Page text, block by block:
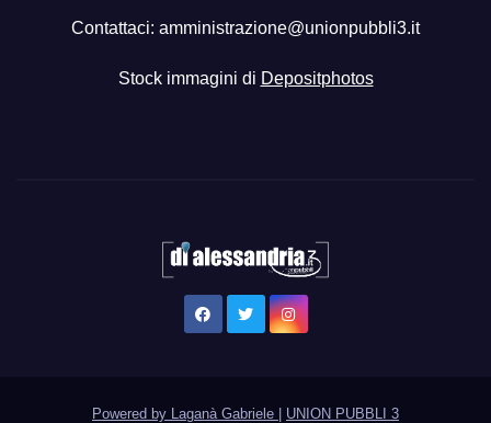
Contattaci: amministrazione@unionpubbli3.it
Stock immagini di Depositphotos
Powered by Laganà Gabriele UNION PUBBLI 3